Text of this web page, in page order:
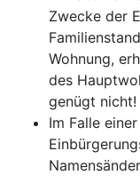
Zwecke der
Wohnung,
des
genügt
Im Falle